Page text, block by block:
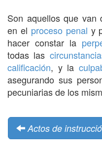
Son aquellos que van
en el proceso penal y
hacer constar la
todas las
calificación, y la
asegurando sus
pecuniarias de los
Actos de